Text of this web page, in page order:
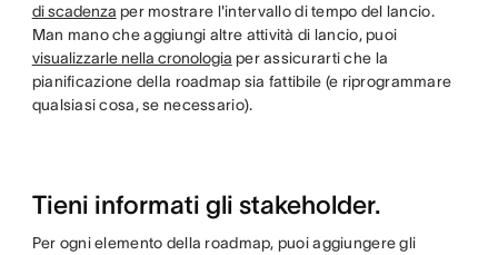
di scadenza per mostrare l'intervallo di tempo del lancio.
Man mano che aggiungi altre attività di lancio, puoi
visualizzarle nella cronologia per assicurarti che la
pianificazione della roadmap sia fattibile (e riprogrammare
qualsiasi cosa, se necessario).
Tieni informati gli stakeholder.
Per ogni elemento della roadmap, puoi aggiungere gli